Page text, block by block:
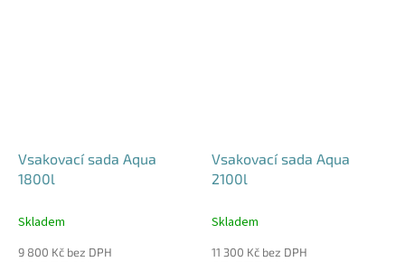
Vsakovací sada Aqua
1800l
Skladem
9 800 Kč bez DPH
Vsakovací sada Aqua
2100l
Skladem
11 300 Kč bez DPH